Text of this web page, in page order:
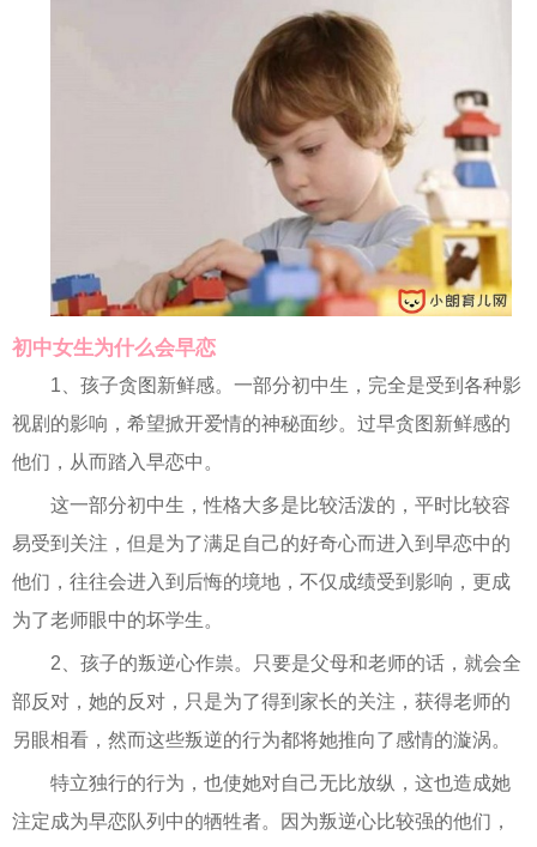
初中女生为什么会早恋
1、孩子贪图新鲜感。一部分初中生，完全是受到各种影
视剧的影响，希望掀开爱情的神秘面纱。过早贪图新鲜感的
他们，从而踏入早恋中。
这一部分初中生，性格大多是比较活泼的，平时比较容
易受到关注，但是为了满足自己的好奇心而进入到早恋中的
他们，往往会进入到后悔的境地，不仅成绩受到影响，更成
为了老师眼中的坏学生。
2、孩子的叛逆心作祟。只要是父母和老师的话，就会全
部反对，她的反对，只是为了得到家长的关注，获得老师的
另眼相看，然而这些叛逆的行为都将她推向了感情的漩涡。
特立独行的行为，也使她对自己无比放纵，这也造成她
注定成为早恋队列中的牺牲者。因为叛逆心比较强的他们，